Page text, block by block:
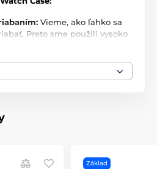
Vieme, ako ľahko sa
Preto sme použili vysoko
len o ochranu – ide aj o štýl.
z tohto puzdra nielen
súčasť tvojho každodenného
Môžeš si byť istý, že
Základ